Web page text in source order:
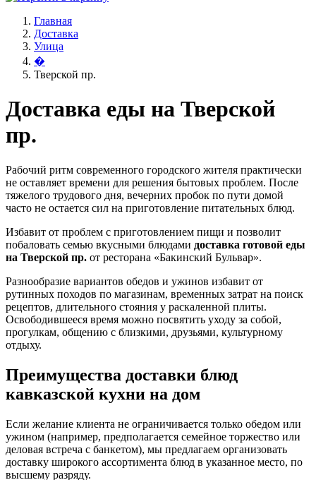
Главная
Доставка
Улица
�
Тверской пр.
Доставка еды на Тверской
пр.
Рабочий ритм современного городского жителя практически
не оставляет времени для решения бытовых проблем. После
тяжелого трудового дня, вечерних пробок по пути домой
часто не остается сил на приготовление питательных блюд.
Избавит от проблем с приготовлением пищи и позволит
побаловать семью вкусными блюдами доставка готовой еды
на Тверской пр. от ресторана «Бакинский Бульвар».
Разнообразие вариантов обедов и ужинов избавит от
рутинных походов по магазинам, временных затрат на поиск
рецептов, длительного стояния у раскаленной плиты.
Освободившееся время можно посвятить уходу за собой,
прогулкам, общению с близкими, друзьями, культурному
отдыху.
Преимущества доставки блюд
кавказской кухни на дом
Если желание клиента не ограничивается только обедом или
ужином (например, предполагается семейное торжество или
деловая встреча с банкетом), мы предлагаем организовать
доставку широкого ассортимента блюд в указанное место, по
высшему разряду.